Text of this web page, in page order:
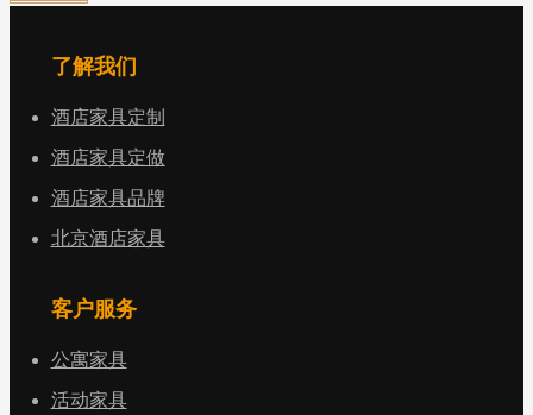
了解我们
酒店家具定制
酒店家具定做
酒店家具品牌
北京酒店家具
客户服务
公寓家具
活动家具